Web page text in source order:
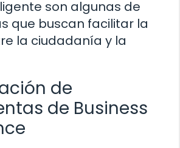
son algunas de
que buscan facilitar la
la ciudadanía y la
de
de Business